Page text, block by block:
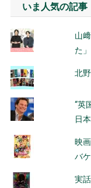
いま人気の記事
山
た」
北
“英
日
映
バ
実